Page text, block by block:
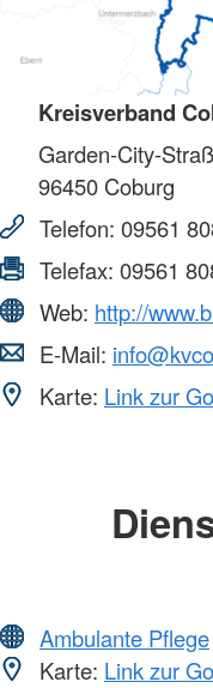
Kreisverband
Garden-City-
96450 Coburg
Telefon: 09561
Telefax: 09561
Web: http://
E-Mail:
Karte: Link zur
Ambulante Pflege
Karte: Link zur